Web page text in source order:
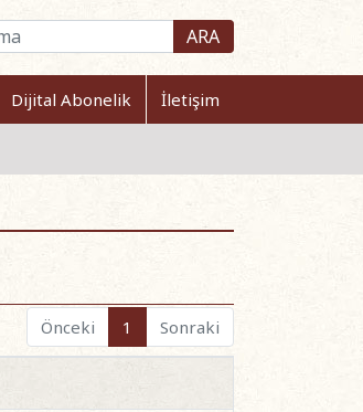
ARA
Dijital Abonelik İletişim
Önceki
1 Sonraki